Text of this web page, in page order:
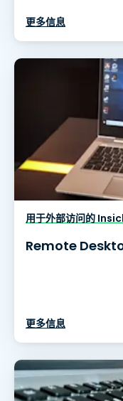
更多信息
用于外部访问的
Remote
更多信息